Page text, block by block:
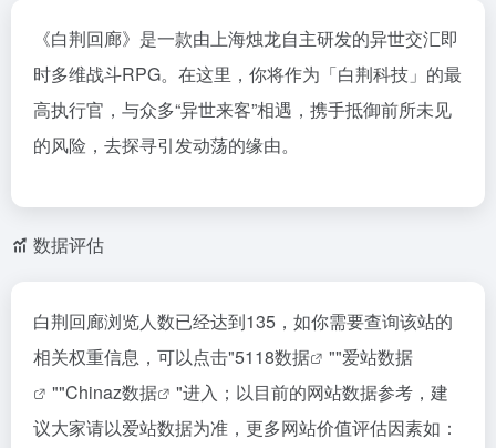
《白荆回廊》是一款由上海烛龙自主研发的异世交汇即
时多维战斗RPG。在这里，你将作为「白荆科技」的最
高执行官，与众多“异世来客”相遇，携手抵御前所未见
的风险，去探寻引发动荡的缘由。
数据评估
白荆回廊浏览人数已经达到135，如你需要查询该站的
相关权重信息，可以点击"5118数据 ""爱站数据
""Chinaz数据
"进入；以目前的网站数据参考，建
议大家请以爱站数据为准，更多网站价值评估因素如：